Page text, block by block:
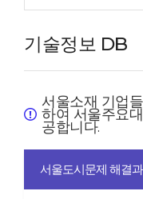
기술정보 DB
서울소재 기업
하여 서울주요
공합니다.
서울도시문제 해결